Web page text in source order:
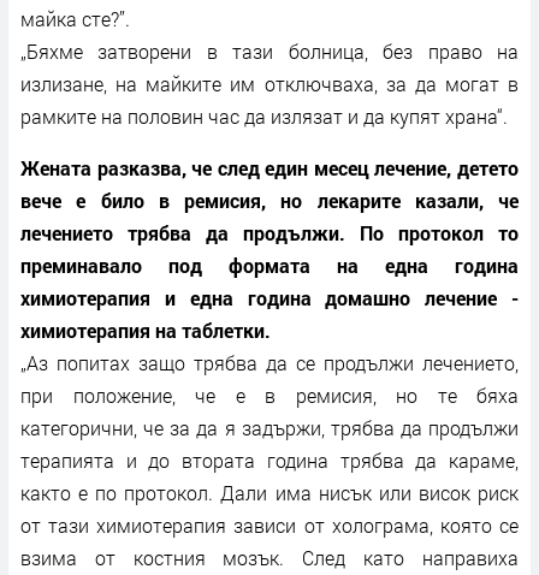
майка сте?”.
„Бяхме затворени в тази болница, без право на
излизане, на майките им отключваха, за да могат в
рамките на половин час да излязат и да купят храна“.
Жената разказва, че след един месец лечение, детето
вече е било в ремисия, но лекарите казали, че
лечението трябва да продължи. По протокол то
преминавало под формата на една година
химиотерапия и една година домашно лечение -
химиотерапия на таблетки.
„Аз попитах защо трябва да се продължи лечението,
при положение, че е в ремисия, но те бяха
категорични, че за да я задържи, трябва да продължи
терапията и до втората година трябва да караме,
както е по протокол. Дали има нисък или висок риск
от тази химиотерапия зависи от холограма, която се
взима от костния мозък. След като направиха